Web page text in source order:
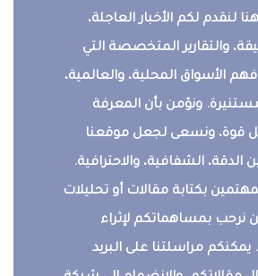
لنقدم لكم الأخبار العاجلة،
والتقارير المتخصصة التي
الأسواق المحلية، والعالمية،
ونؤمن بأن المعرفة
قوة، ونسعى لجعل موقعنا
الشفافية، والاحترافية.
بكتابة مقالات أو تحليلات
نرحب بمساهماتكم لإثراء
مراسلتنا على البريد